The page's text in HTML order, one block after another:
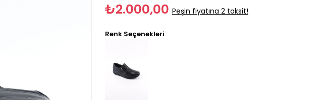
₺2.000,00 Peşin fiyatına 2 taksit!
Renk Seçenekleri